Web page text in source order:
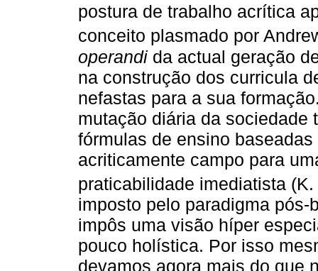
postura de trabalho acrítica
conceito plasmado por
operandi da actual geração
na construção dos curricula
nefastas para a sua
mutação diária da sociedade
fórmulas de ensino
acriticamente campo para
praticabilidade imediatista (K.
imposto pelo paradigma
impôs uma visão híper
pouco holística. Por isso
devamos agora mais do que